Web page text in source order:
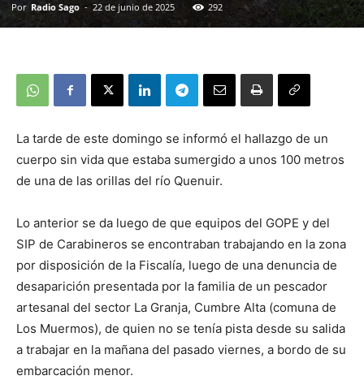
Por Radio Sago - 22 de junio de 2025 292
La tarde de este domingo se informó el hallazgo de un
cuerpo sin vida que estaba sumergido a unos 100 metros
de una de las orillas del río Quenuir.
Lo anterior se da luego de que equipos del GOPE y del
SIP de Carabineros se encontraban trabajando en la zona
por disposición de la Fiscalía, luego de una denuncia de
desaparición presentada por la familia de un pescador
artesanal del sector La Granja, Cumbre Alta (comuna de
Los Muermos), de quien no se tenía pista desde su salida
a trabajar en la mañana del pasado viernes, a bordo de su
embarcación menor.